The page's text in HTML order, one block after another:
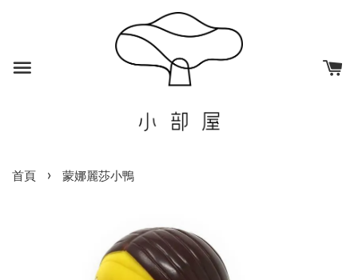
首頁 › 蒙娜麗莎小鴨